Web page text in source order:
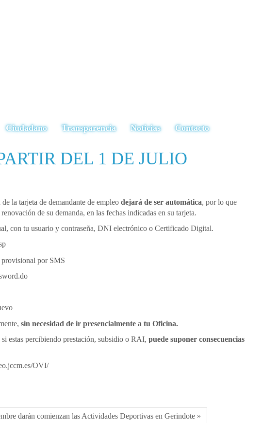
Ciudadano Transparencia Noticias Contacto
DEL 1 DE JULIO
la tarjeta de demandante de empleo dejará de ser automática, por lo que
de su demanda, en las fechas indicadas en su tarjeta.
con tu usuario y contraseña, DNI electrónico o Certificado Digital.
provisional por SMS
sin necesidad de ir presencialmente a tu Oficina.
si estas percibiendo prestación, subsidio o RAI, puede suponer consecuencias
OVI/
darán comienzan las Actividades Deportivas en Gerindote »